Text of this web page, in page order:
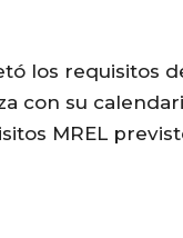
los requisitos
con su
MREL